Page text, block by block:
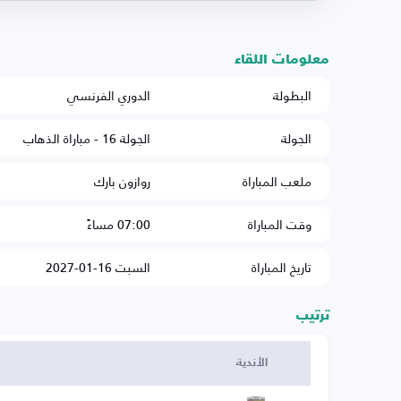
معلومات اللقاء
البطولة
الدوري الفرنسي
الجولة
الجولة 16 - مباراة الذهاب
ملعب المباراة
روازون بارك
وقت المباراة
07:00 مساءً
تاريخ المباراة
السبت 16-01-2027
ترتيب
الأندية